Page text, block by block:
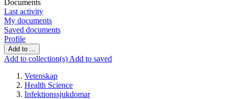
Documents
Last activity
My documents
Saved documents
Profile
Add to ...
Add to collection(s) Add to saved
Vetenskap
Health Science
Infektionssjukdomar